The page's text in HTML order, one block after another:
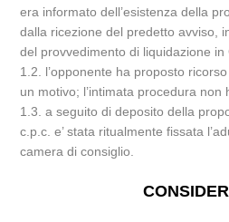
era informato dell’esistenza della
dalla ricezione del predetto avviso,
del provvedimento di liquidazione in
1.2. l’opponente ha proposto
un motivo; l’intimata procedura non
1.3. a seguito di deposito della
c.p.c. e’ stata ritualmente fissata
camera di consiglio.